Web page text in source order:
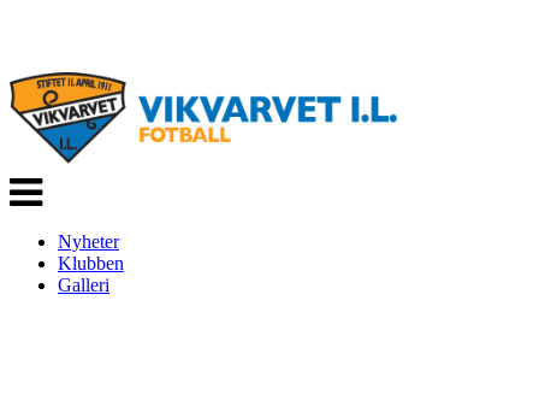
Veksle
navigasjon
Nyheter
Klubben
Galleri